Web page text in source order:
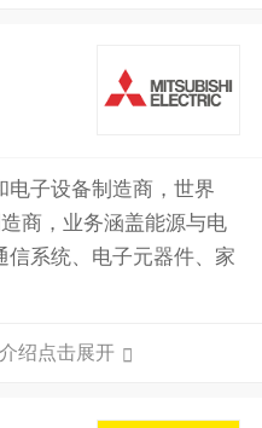
电子设备制造商，世界
商，业务涵盖能源与电
信系统、电子元器件、家
绍点击展开